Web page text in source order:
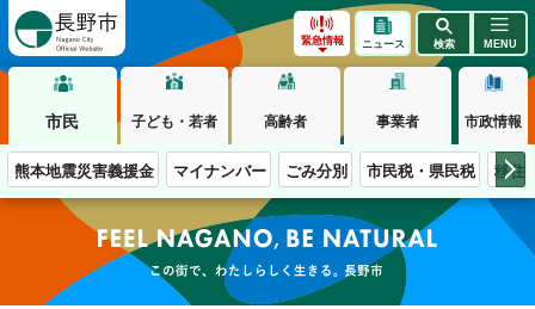
緊急情報 ニュース 検索 MENU
市民 子ども・若者 高齢者 事業者 市政情報
熊本地震災害義援金 マイナンバー ごみ分別 市民税・県民税 移住
この街で、わたしらしく生きる。長野市